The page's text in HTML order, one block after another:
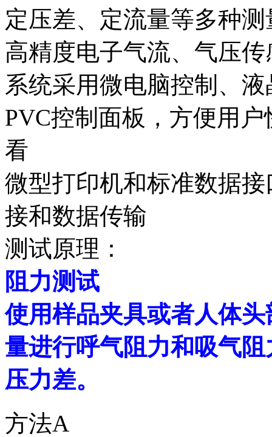
定压差、定流量等多种
高精度电子气流、气压
系统采用微电脑控制、
PVC控制面板，方便用
看
微型打印机和标准数据
接和数据传输
测试原理：
阻力测试
使用样品夹具或者人体
量进行呼气阻力和吸气
压力差。
方法A